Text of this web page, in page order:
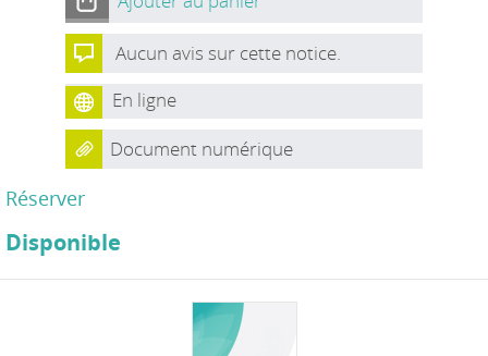
Aucun avis sur cette notice.
En ligne
Document numérique
Réserver
Disponible